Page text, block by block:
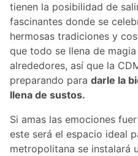
tienen la posibilidad de
fascinantes donde se
hermosas tradiciones y
que todo se llena de
alrededores, así que la
preparando para darle la
llena de sustos.
Si amas las emociones
este será el espacio ideal
metropolitana se instalará